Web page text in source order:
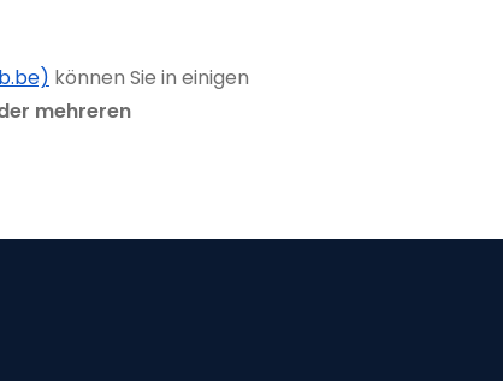
können Sie in einigen
mehreren